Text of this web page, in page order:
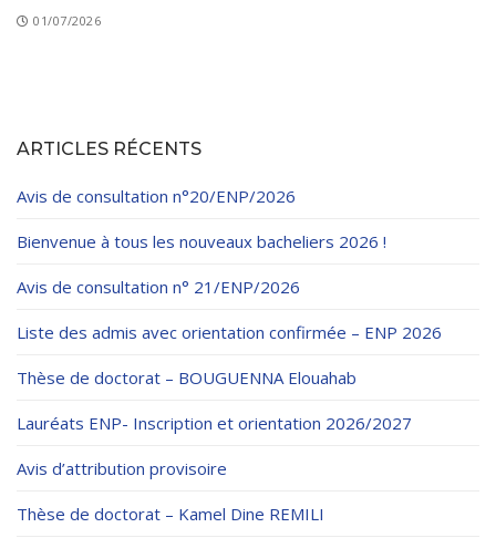
01/07/2026
ARTICLES RÉCENTS
Avis de consultation n°20/ENP/2026
Bienvenue à tous les nouveaux bacheliers 2026 !
Avis de consultation n° 21/ENP/2026
Liste des admis avec orientation confirmée – ENP 2026
Thèse de doctorat – BOUGUENNA Elouahab
Lauréats ENP- Inscription et orientation 2026/2027
Avis d’attribution provisoire
Thèse de doctorat – Kamel Dine REMILI